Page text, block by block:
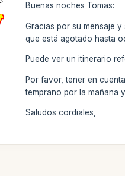
Buenas noches Tomas:
Gracias por su mensaje
que está agotado hasta
Puede ver un itinerario
Por favor, tener en
temprano por la mañana
Saludos cordiales,